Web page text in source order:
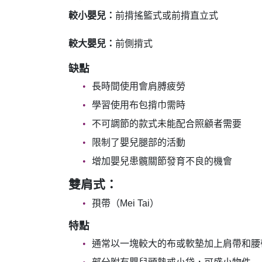
較小嬰兒： 前揹搖籃式或前揹直立式
較大嬰兒： 前側揹式
缺點
長時間使用會肩膊疲勞
學習使用布包揹巾需時
不可調節的款式未能配合照顧者需要
限制了嬰兒腿部的活動
增加嬰兒患髖關節發育不良的機會
雙肩式：
孭帶（Mei Tai）
特點
通常以一塊較大的布或軟墊加上肩帶和